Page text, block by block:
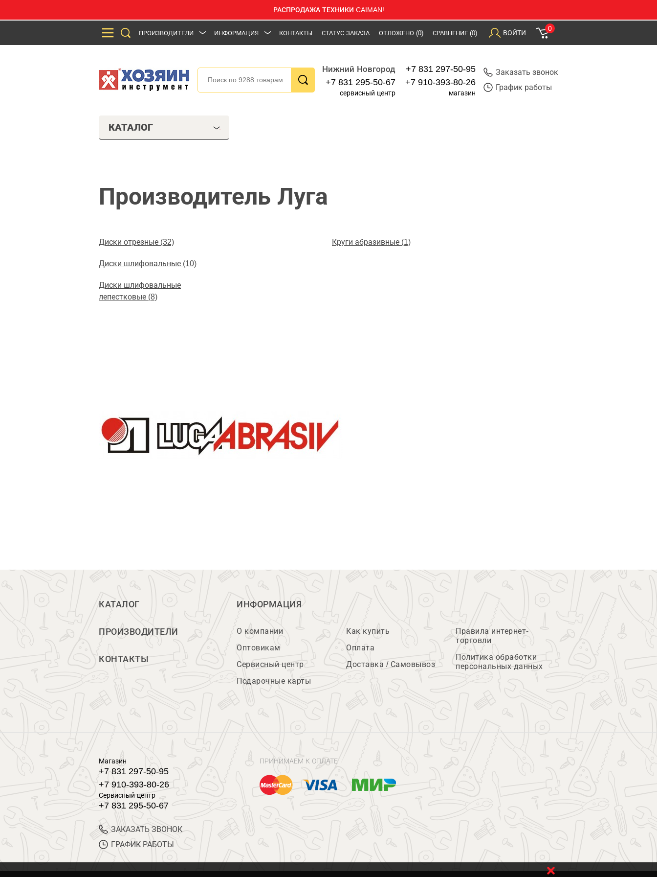
РАСПРОДАЖА ТЕХНИКИ CAIMAN!
ПРОИЗВОДИТЕЛИ ИНФОРМАЦИЯ КОНТАКТЫ СТАТУС ЗАКАЗА ОТЛОЖЕНО (0) СРАВНЕНИЕ (0) ВОЙТИ
0
Нижний Новгород
+7 831 295-50-67
сервисный центр
+7 831 297-50-95
+7 910-393-80-26
магазин
Заказать звонок
График работы
КАТАЛОГ
Производитель Луга
Диски отрезные (32)
Диски шлифовальные (10)
Диски шлифовальные
лепестковые (8)
Круги абразивные (1)
КАТАЛОГ
ПРОИЗВОДИТЕЛИ
КОНТАКТЫ
ИНФОРМАЦИЯ
О компании
Оптовикам
Сервисный центр
Подарочные карты
Как купить
Оплата
Доставка / Самовывоз
Правила интернет-
торговли
Политика обработки
персональных данных
Магазин
+7 831 297-50-95
+7 910-393-80-26
Сервисный центр
+7 831 295-50-67
ЗАКАЗАТЬ ЗВОНОК
ГРАФИК РАБОТЫ
ПРИНИМАЕМ К ОПЛАТЕ